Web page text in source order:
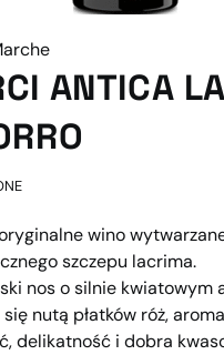
ANTICA
wino
szczepu lacrima.
nos o silnie kwiatowym
nutą płatków róż,
delikatność i dobra